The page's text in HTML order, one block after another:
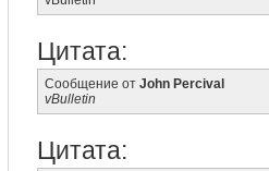
Цитата:
Сообщение от John Percival
vBulletin
Цитата: